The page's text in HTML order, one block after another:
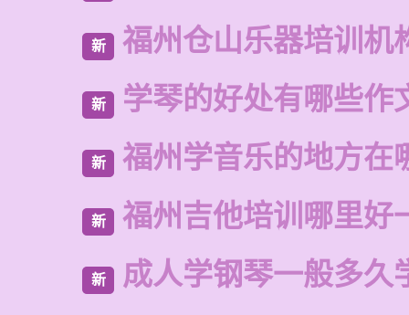
新 福州仓山乐器培训机
新 学琴的好处有哪些作
新 福州学音乐的地方在
新 福州吉他培训哪里好
新 成人学钢琴一般多久